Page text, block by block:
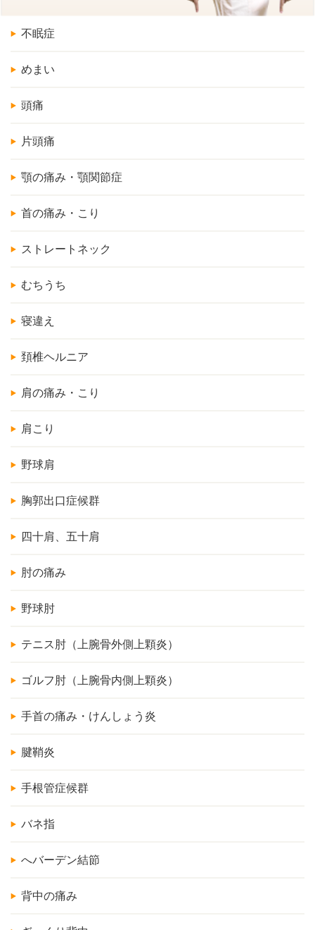
不眠症
めまい
頭痛
片頭痛
顎の痛み・顎関節症
首の痛み・こり
ストレートネック
むちうち
寝違え
頚椎ヘルニア
肩の痛み・こり
肩こり
野球肩
胸郭出口症候群
四十肩、五十肩
肘の痛み
野球肘
テニス肘（上腕骨外側上顆炎）
ゴルフ肘（上腕骨内側上顆炎）
手首の痛み・けんしょう炎
腱鞘炎
手根管症候群
バネ指
へバーデン結節
背中の痛み